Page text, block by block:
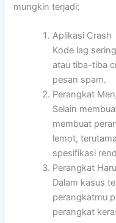
mungkin terjadi:
Aplikasi Crash
Kode lag
atau tiba-tiba
pesan spam.
Perangkat
Selain
membuat
lemot,
spesifikasi
Perangkat
Dalam kasus
perangkatmu
perangkat